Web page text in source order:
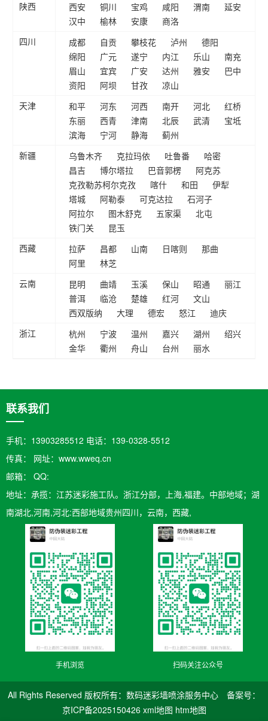
陕西 西安 铜川 宝鸡 咸阳 渭南
延安
汉中
榆林 安康 商洛
四川 成都 自贡 攀枝花 泸州
德阳
绵阳
广元 遂宁 内江 乐山
南充
眉山
宜宾 广安 达州 雅安
巴中
资阳
阿坝 甘孜 凉山
天津 和平 河东 河西 南开 河北
红桥
东丽
西青 津南 北辰 武清
宝坻
滨海
宁河 静海 蓟州
新疆 乌鲁木齐 克拉玛依 吐鲁番
哈密
昌吉
博尔塔拉 巴音郭楞
阿克苏
克孜勒苏柯尔克孜
喀什 和田
伊犁
塔城
阿勒泰 可克达拉
石河子
阿拉尔
图木舒克 五家渠
北屯
铁门关
昆玉
西藏 拉萨 昌都 山南 日喀则
那曲
阿里
林芝
云南 昆明 曲靖 玉溪 保山 昭通
丽江
普洱
临沧 楚雄 红河
文山
西双版纳
大理 德宏 怒江 迪庆
浙江 杭州 宁波 温州 嘉兴 湖州
绍兴
金华
衢州 舟山 台州 丽水
联系我们
手机：13903285512 电话：139-0328-5512
传真： 网址：www.wweq.cn
邮箱：​ QQ:
地址：承揽：江苏迷彩施工队。浙江分部，上海,福建。中部地域；湖
南湖北,河南,河北:西部地域贵州四川，云南，西藏,
手机浏览 扫码关注公众号
All Rights Reserved 版权所有：数码迷彩墙喷涂服务中心 备案号：
京ICP备2025150426 xml地图 htm地图